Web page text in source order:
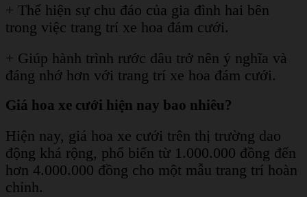
+ Thể hiện sự chu đáo của gia đình hai bên
trong việc trang trí xe hoa đám cưới.
+ Giúp hành trình rước dâu trở nên ý nghĩa và
đáng nhớ hơn với trang trí xe hoa đám cưới.
Giá hoa xe cưới hiện nay bao nhiêu?
Hiện nay, giá hoa xe cưới trên thị trường dao
động khá rộng, phổ biến từ 1.000.000 đồng đến
hơn 4.000.000 đồng cho một mẫu trang trí hoàn
chỉnh.